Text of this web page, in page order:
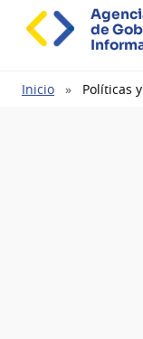
de
Ruta
Inicio Políticas